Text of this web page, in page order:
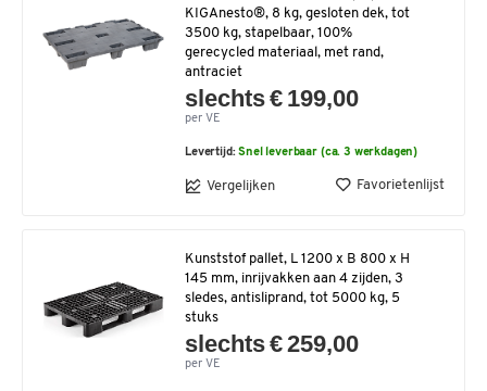
KIGAnesto®, 8 kg, gesloten dek, tot
3500 kg, stapelbaar, 100%
gerecycled materiaal, met rand,
antraciet
slechts € 199,00
per VE
Levertijd:Snel leverbaar (ca. 3 werkdagen)
Vergelijken Favorietenlijst
Kunststof pallet, L 1200 x B 800 x H
145 mm, inrijvakken aan 4 zijden, 3
sledes, antisliprand, tot 5000 kg, 5
stuks
slechts € 259,00
per VE